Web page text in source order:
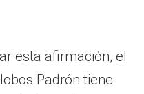
esta afirmación, el
Padrón tiene